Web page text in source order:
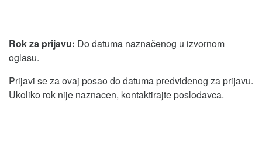
Rok za prijavu: Do datuma naznačenog u izvornom
oglasu.
Prijavi se za ovaj posao do datuma predvidenog za prijavu.
Ukoliko rok nije naznacen, kontaktirajte poslodavca.